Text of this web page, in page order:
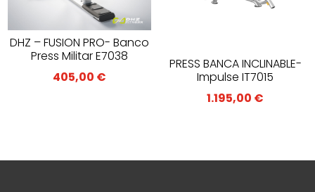
DHZ – FUSION PRO- Banco
Press Militar E7038
405,00 €
PRESS BANCA INCLINABLE-
Impulse IT7015
1.195,00 €